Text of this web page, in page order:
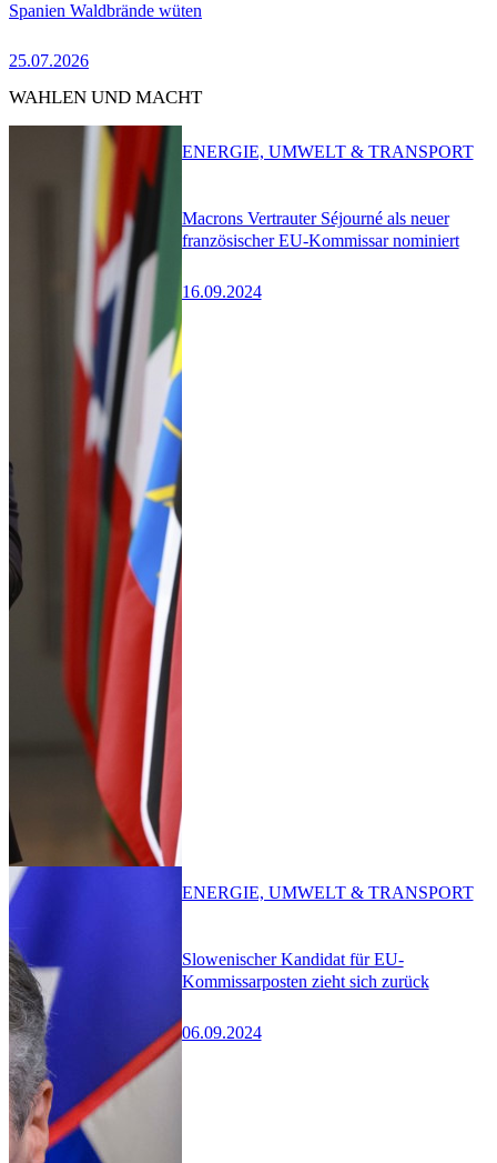
Spanien Waldbrände wüten
25.07.2026
WAHLEN UND MACHT
Macrons Vertrauter Séjourné als neuer
französischer EU-Kommissar nominiert
16.09.2024
ENERGIE, UMWELT & TRANSPORT
Slowenischer Kandidat für EU-
Kommissarposten zieht sich zurück
06.09.2024
ENERGIE, UMWELT & TRANSPORT